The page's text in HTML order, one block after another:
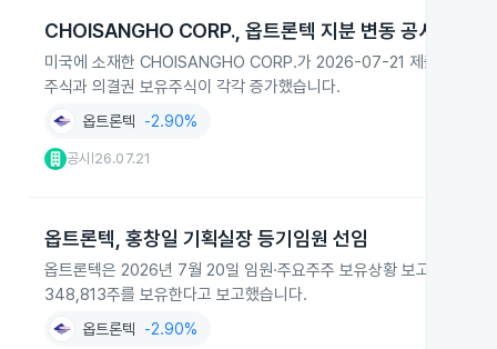
CHOISANGHO CORP., 옵트론텍 지분 변동 공시
미국에 소재한 CHOISANGHO CORP.가 2026-07-21 제출한 대량
주식과 의결권 보유주식이 각각 증가했습니다.
옵트론텍 -2.90%
공시 26.07.21
옵트론텍, 홍창일 기획실장 등기임원 선임
옵트론텍은 2026년 7월 20일 임원·주요주주 보유상황 보고서에서
348,813주를 보유한다고 보고했습니다.
옵트론텍 -2.90%